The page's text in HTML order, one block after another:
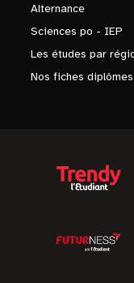
Alternance
Sciences po - IEP
Les études par
Nos fiches diplômes